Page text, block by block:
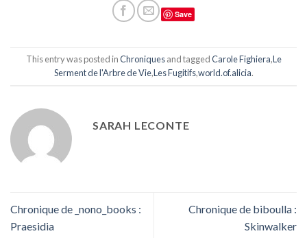
Save
This entry was posted inChroniquesand taggedCarole Fighiera,Le
Serment de l'Arbre de Vie,Les Fugitifs,world.of.alicia.
SARAH LECONTE
Chronique de _nono_books :
Praesidia
Chronique de biboulla :
Skinwalker